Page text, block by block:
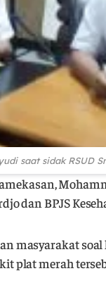
saat sidak RSUD
dan BPJS
masyarakat
plat merah